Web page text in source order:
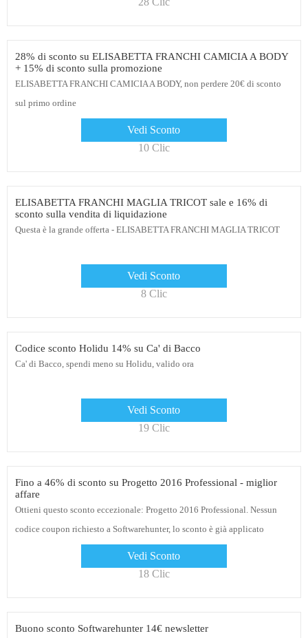
28% di sconto su ELISABETTA FRANCHI CAMICIA A BODY
+ 15% di sconto sulla promozione
ELISABETTA FRANCHI CAMICIA A BODY, non perdere 20€ di sconto
sul primo ordine
Vedi Sconto
10 Clic
ELISABETTA FRANCHI MAGLIA TRICOT sale e 16% di
sconto sulla vendita di liquidazione
Questa è la grande offerta - ELISABETTA FRANCHI MAGLIA TRICOT
Vedi Sconto
8 Clic
Codice sconto Holidu 14% su Ca' di Bacco
Ca' di Bacco, spendi meno su Holidu, valido ora
Vedi Sconto
19 Clic
Fino a 46% di sconto su Progetto 2016 Professional - miglior
affare
Ottieni questo sconto eccezionale: Progetto 2016 Professional. Nessun
codice coupon richiesto a Softwarehunter, lo sconto è già applicato
Vedi Sconto
18 Clic
Buono sconto Softwarehunter 14€ newsletter